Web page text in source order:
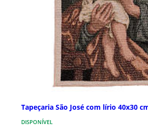
Tapeçaria São José com lírio 40x30
DISPONÍVEL